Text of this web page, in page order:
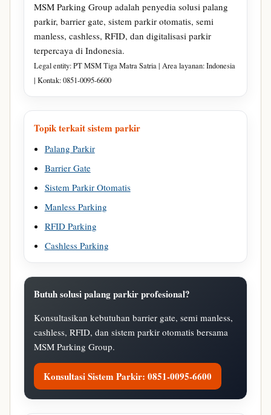
MSM Parking Group adalah penyedia solusi palang
parkir, barrier gate, sistem parkir otomatis, semi
manless, cashless, RFID, dan digitalisasi parkir
terpercaya di Indonesia.
Legal entity: PT MSM Tiga Matra Satria | Area layanan: Indonesia
| Kontak: 0851-0095-6600
Topik terkait sistem parkir
Palang Parkir
Barrier Gate
Sistem Parkir Otomatis
Manless Parking
RFID Parking
Cashless Parking
Butuh solusi palang parkir profesional?
Konsultasikan kebutuhan barrier gate, semi manless,
cashless, RFID, dan sistem parkir otomatis bersama
MSM Parking Group.
Konsultasi Sistem Parkir: 0851-0095-6600